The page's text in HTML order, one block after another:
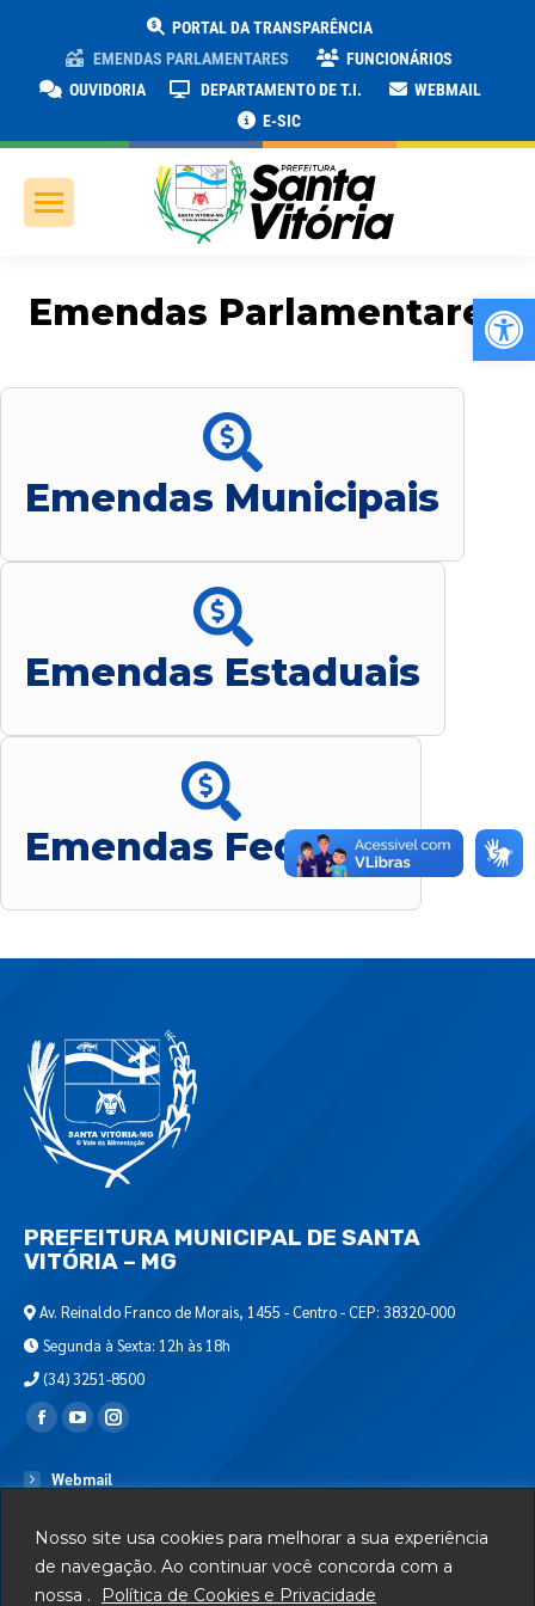
Nosso site usa cookies para melhorar a sua experiência
de navegação. Ao continuar você concorda com a
nossa .
Política de Cookies e Privacidade
PORTAL DA TRANSPARÊNCIA
EMENDAS PARLAMENTARES
FUNCIONÁRIOS
OUVIDORIA
DEPARTAMENTO DE T.I.
WEBMAIL
E-SIC
Emendas Parlamentares
Emendas Municipais
Emendas Estaduais
Emendas Federais
PREFEITURA MUNICIPAL DE SANTA
VITÓRIA – MG
Av. Reinaldo Franco de Morais, 1455 - Centro - CEP: 38320-000
Segunda à Sexta: 12h às 18h
(34) 3251-8500
Encontre-nos em:
Webmail
Serviços
Telefones Úteis